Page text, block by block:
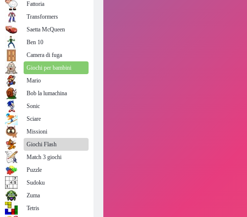
Fattoria
Transformers
Saetta McQueen
Ben 10
Camera di fuga
Giochi per bambini
Mario
Bob la lumachina
Sonic
Sciare
Missioni
Giochi Flash
Match 3 giochi
Puzzle
Sudoku
Zuma
Tetris